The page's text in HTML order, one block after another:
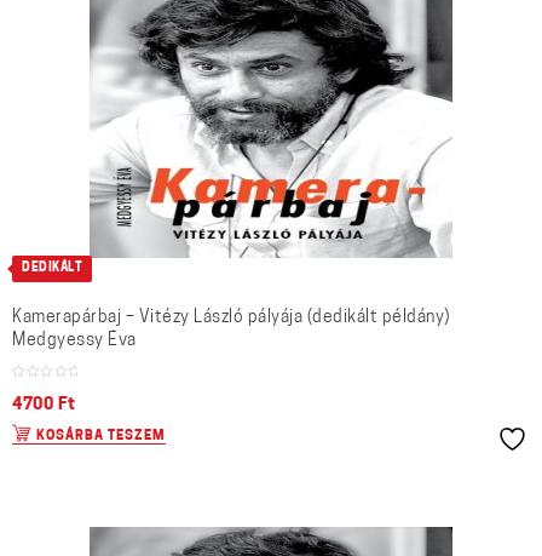
DEDIKÁLT
Kamerapárbaj – Vitézy László pályája (dedikált példány)
Medgyessy Éva
4700 Ft
KOSÁRBA TESZEM